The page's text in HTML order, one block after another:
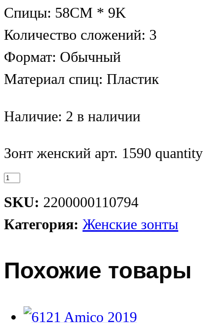
Спицы: 58CM * 9K
Количество сложений: 3
Формат: Обычный
Материал спиц: Пластик
Наличие: 2 в наличии
Зонт женский арт. 1590 quantity
SKU: 2200000110794
Категория: Женские зонты
Похожие товары